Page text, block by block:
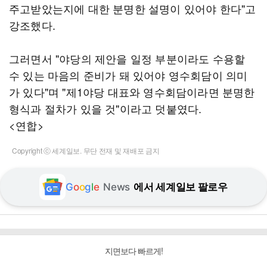
주고받았는지에 대한 분명한 설명이 있어야 한다"고
강조했다.
그러면서 "야당의 제안을 일정 부분이라도 수용할
수 있는 마음의 준비가 돼 있어야 영수회담이 의미
가 있다"며 "제1야당 대표와 영수회담이라면 분명한
형식과 절차가 있을 것"이라고 덧붙였다.
<연합>
Copyright ⓒ 세계일보. 무단 전재 및 재배포 금지
Google News 에서 세계일보 팔로우
지면보다 빠르게!